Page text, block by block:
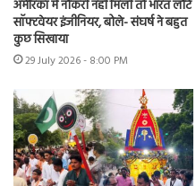
अमेरिका में नौकरी नहीं मिली तो भारत लौटे
सॉफ्टवेयर इंजीनियर, बोले- संघर्ष ने बहुत
कुछ सिखाया
29 July 2026 - 8:00 PM